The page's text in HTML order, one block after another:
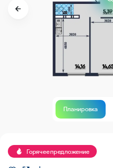
Планировка
Горячее предложение